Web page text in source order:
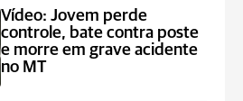
Vídeo: Jovem perde
controle, bate contra poste
e morre em grave acidente
no MT